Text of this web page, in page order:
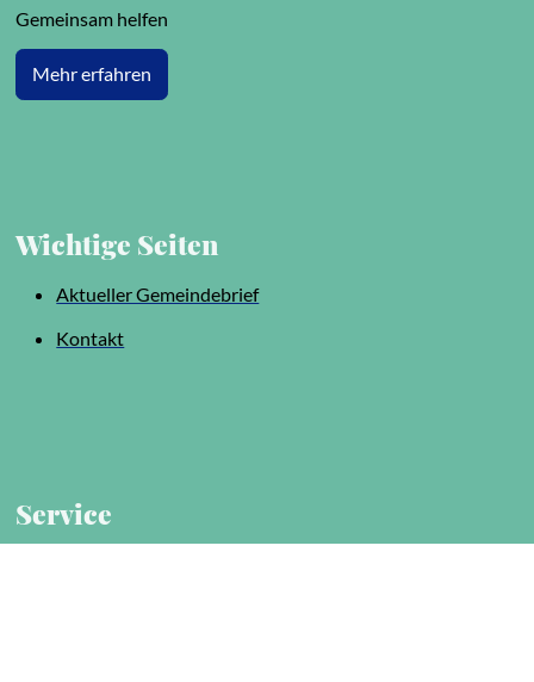
Gemeinsam helfen
Mehr erfahren
Wichtige Seiten
Aktueller Gemeindebrief
Kontakt
Service